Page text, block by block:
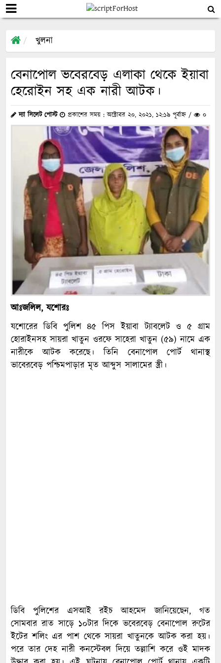
খুলনা
বেনাপোল ভবেরবেড় এলাকা থেকে ইয়াবা
হেরোইন সহ এক নারী আটক।
দ্যা সিলেট পোস্ট প্রকাশের সময় : অক্টোবর ২০, ২০২১, ১২:১৯ পূর্বাহ্ন / ০
আঃজলিল, যশোরঃ
যশোরের ডিবি পুলিশ ৪৫ পিস ইয়াবা ট্যাবলেট ও ৫ গ্রাম
হোরাইনসহ সায়রা খাতুন ওরফে সাহেরা খাতুন (৫৯) নামে এক
নারীকে আটক করেছে। তিনি বেনাপোল পোর্ট থানাস্থ
ভাবেরবেড় পশ্চিমপাড়ার মৃত আব্দুস সালামের স্ত্রী।
ডিবি পুলিশের এসআই রইচ আহমেদ জানিয়েছেন, গত
সোমবার রাত সাড়ে ১০টার দিকে ভবেরবেড় বেনাপোল রুটের
ইটের শলিং এর পাশ থেকে সায়রা খাতুনকে আটক করা হয়।
পরে তার দেহ নারী কনস্টেবল দিয়ে তল্লাশি করে ওই মাদক